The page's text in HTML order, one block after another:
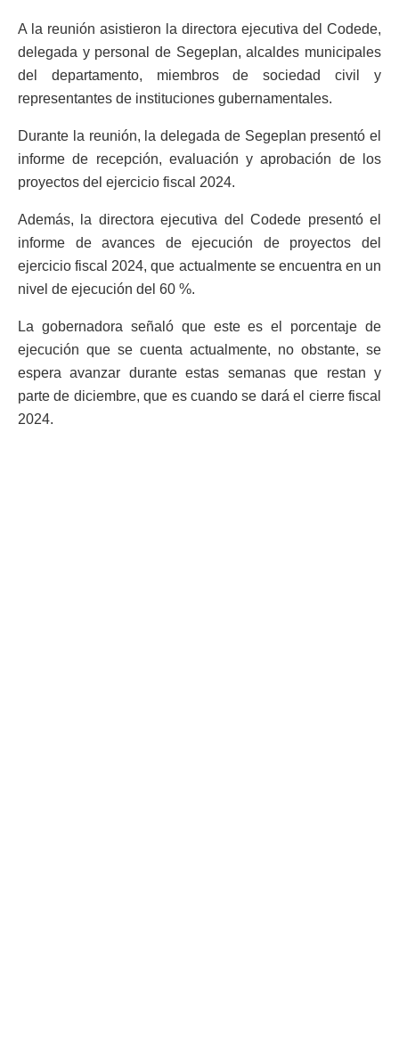
A la reunión asistieron la directora ejecutiva del Codede,
delegada y personal de Segeplan, alcaldes municipales
del departamento, miembros de sociedad civil y
representantes de instituciones gubernamentales.
Durante la reunión, la delegada de Segeplan presentó el
informe de recepción, evaluación y aprobación de los
proyectos del ejercicio fiscal 2024.
Además, la directora ejecutiva del Codede presentó el
informe de avances de ejecución de proyectos del
ejercicio fiscal 2024, que actualmente se encuentra en un
nivel de ejecución del 60 %.
La gobernadora señaló que este es el porcentaje de
ejecución que se cuenta actualmente, no obstante, se
espera avanzar durante estas semanas que restan y
parte de diciembre, que es cuando se dará el cierre fiscal
2024.